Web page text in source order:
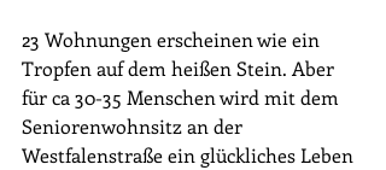
23 Wohnungen erscheinen wie ein
Tropfen auf dem heißen Stein. Aber
für ca 30-35 Menschen wird mit dem
Seniorenwohnsitz an der
Westfalenstraße ein glückliches Leben